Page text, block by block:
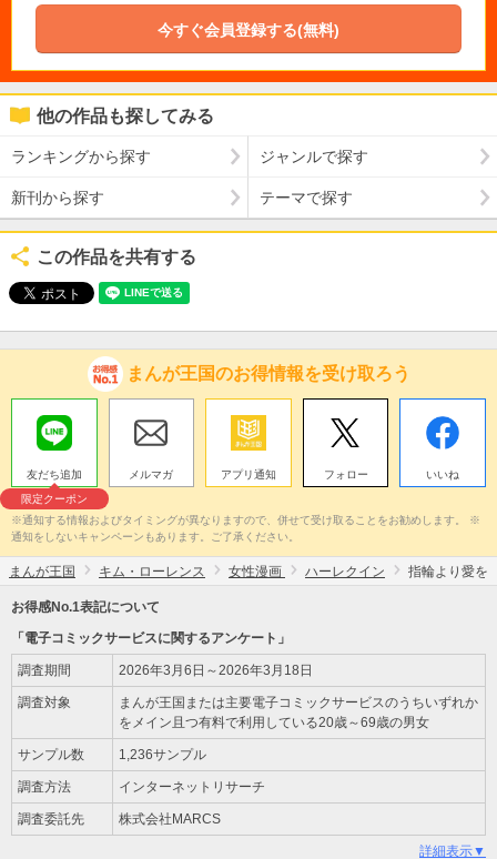
今すぐ会員登録する(無料)
他の作品も探してみる
ランキングから探す ジャンルで探す
新刊から探す テーマで探す
この作品を共有する
まんが王国のお得情報を受け取ろう
友だち追加
限定クーポン
メルマガ アプリ通知 フォロー いいね
※通知する情報およびタイミングが異なりますので、併せて受け取ることをお勧めします。 ※
通知をしないキャンペーンもあります。ご了承ください。
まんが王国 キム・ローレンス 女性漫画 ハーレクイン 指輪より愛を
お得感No.1表記について
「電子コミックサービスに関するアンケート」
調査期間 2026年3月6日～2026年3月18日
調査対象
まんが王国または主要電子コミックサービスのうちいずれか
をメイン且つ有料で利用している20歳～69歳の男女
サンプル数 1,236サンプル
調査方法 インターネットリサーチ
調査委託先 株式会社MARCS
詳細表示▼